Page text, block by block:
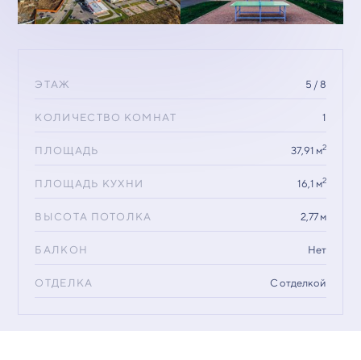
ЭТАЖ 5 / 8
КОЛИЧЕСТВО КОМНАТ 1
ПЛОЩАДЬ 37,91 м2
ПЛОЩАДЬ КУХНИ 16,1 м2
ВЫСОТА ПОТОЛКА 2,77 м
БАЛКОН Нет
ОТДЕЛКА С отделкой